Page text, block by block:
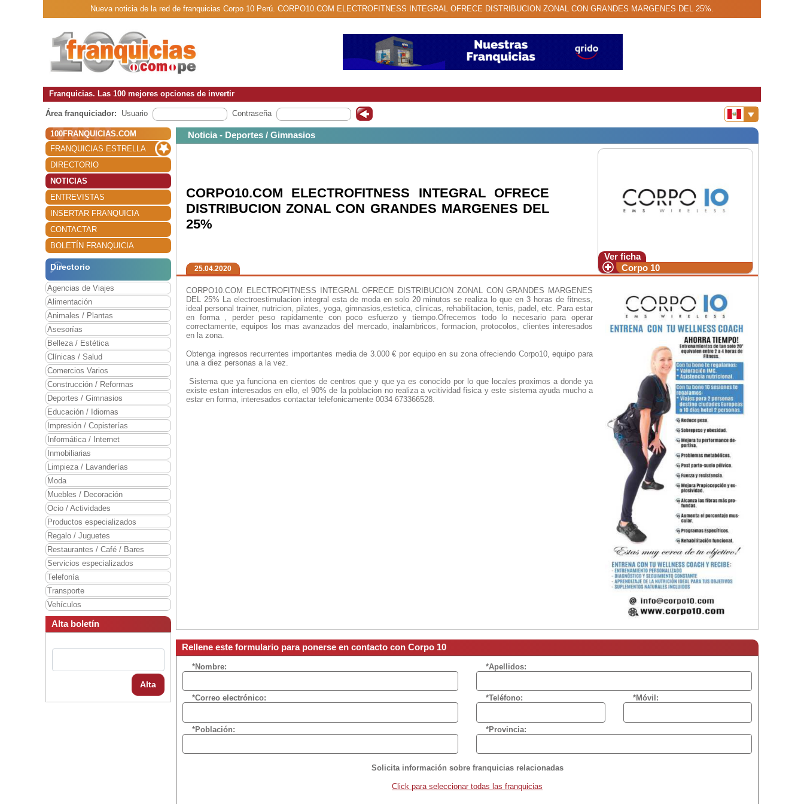
Nueva noticia de la red de franquicias Corpo 10 Perú. CORPO10.COM ELECTROFITNESS INTEGRAL OFRECE DISTRIBUCION ZONAL CON GRANDES MARGENES DEL 25%.
Franquicias. Las 100 mejores opciones de invertir
Área franquiciador: Usuario Contraseña
100FRANQUICIAS.COM
FRANQUICIAS ESTRELLA
DIRECTORIO
NOTICIAS
ENTREVISTAS
INSERTAR FRANQUICIA
CONTACTAR
BOLETÍN FRANQUICIA
Directorio
Agencias de Viajes
Alimentación
Animales / Plantas
Asesorías
Belleza / Estética
Clínicas / Salud
Comercios Varios
Construcción / Reformas
Deportes / Gimnasios
Educación / Idiomas
Impresión / Copisterías
Informática / Internet
Inmobiliarias
Limpieza / Lavanderías
Moda
Muebles / Decoración
Ocio / Actividades
Productos especializados
Regalo / Juguetes
Restaurantes / Café / Bares
Servicios especializados
Telefonía
Transporte
Vehículos
Alta boletín
Alta
Noticia - Deportes / Gimnasios
Ver ficha
Corpo 10
CORPO10.COM ELECTROFITNESS INTEGRAL OFRECE
DISTRIBUCION ZONAL CON GRANDES MARGENES DEL
25%
25.04.2020
CORPO10.COM ELECTROFITNESS INTEGRAL OFRECE DISTRIBUCION ZONAL CON GRANDES MARGENES
DEL 25% La electroestimulacion integral esta de moda en solo 20 minutos se realiza lo que en 3 horas de fitness,
ideal personal trainer, nutricion, pilates, yoga, gimnasios,estetica, clinicas, rehabilitacion, tenis, padel, etc. Para estar
en forma , perder peso rapidamente con poco esfuerzo y tiempo.Ofrecemos todo lo necesario para operar
correctamente, equipos los mas avanzados del mercado, inalambricos, formacion, protocolos, clientes interesados
en la zona.
Obtenga ingresos recurrentes importantes media de 3.000 € por equipo en su zona ofreciendo Corpo10, equipo para
una a diez personas a la vez.
Sistema que ya funciona en cientos de centros que y que ya es conocido por lo que locales proximos a donde ya
existe estan interesados en ello, el 90% de la poblacion no realiza a vcitividad fisica y este sistema ayuda mucho a
estar en forma, interesados contactar telefonicamente 0034 673366528.
Rellene este formulario para ponerse en contacto con Corpo 10
*Nombre: *Apellidos:
*Correo electrónico: *Teléfono: *Móvil:
*Población: *Provincia:
Solicita información sobre franquicias relacionadas
Click para seleccionar todas las franquicias